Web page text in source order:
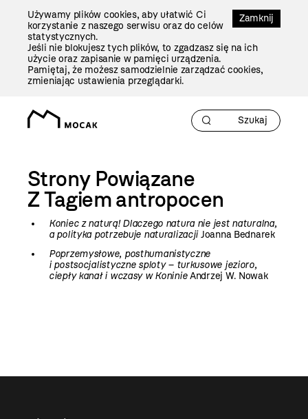
Zamknij
Używamy plików cookies, aby ułatwić Ci
korzystanie z naszego serwisu oraz do celów
statystycznych.
Jeśli nie blokujesz tych plików, to zgadzasz się na ich
użycie oraz zapisanie w pamięci urządzenia.
Pamiętaj, że możesz samodzielnie zarządzać cookies,
zmieniając ustawienia przeglądarki.
Strony Powiązane
Z Tagiemantropocen
Koniec z naturą! Dlaczego natura nie jest naturalna,
a polityka potrzebuje naturalizacjiJoanna Bednarek
Poprzemysłowe, posthumanistyczne
i postsocjalistyczne sploty – turkusowe jezioro,
ciepły kanał i wczasy w KoninieAndrzej W. Nowak